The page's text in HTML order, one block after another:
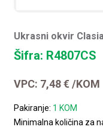
Ukrasni okvir
Šifra: R4807CS
VPC: 7,48€ /KOM
Pakiranje: 1 KOM
Minimalna količina za